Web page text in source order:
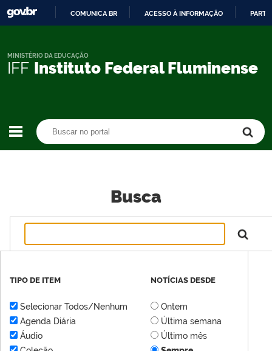
CONTEÚDO
COMUNICA BR ACESSO À INFORMAÇÃO
IFF Instituto Federal Fluminense
MINISTÉRIO DA EDUCAÇÃO
Busca
TIPO DE ITEM
Selecionar Todos/Nenhum
Agenda Diária
Áudio
NOTÍCIAS DESDE
Ontem
Última semana
Último mês